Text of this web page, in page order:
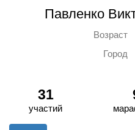
Павленко
Возраст
Город
31
участий